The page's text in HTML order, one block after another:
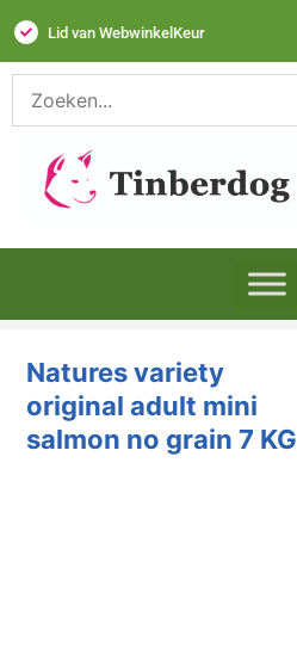
Lid van WebwinkelKeur
Natures variety
original adult mini
salmon no grain 7 KG